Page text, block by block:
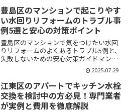
持たれる洗面台にしたいけど、費用や業
者選びが不安…」そんなお...
豊島区のマンションで起こりやす
い水回りリフォームのトラブル事
例5選と安心の対策ポイント
豊島区のマンションで気をつけたい水回
りリフォームのよくあるトラブル5例と、
失敗しないための安心対策ガイドマンシ
ョンの水回りリフォームを検討している
けれど、「どんなトラブルが起きが
ち？」「費用や見積もりで後悔したくな
い」「プロに頼んで本当に大...
2025.07.29
江東区のアパートでキッチン水栓
交換を検討中の方必見！専門業者
が実例と費用を徹底解説